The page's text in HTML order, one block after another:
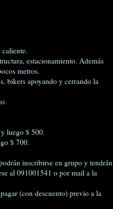
estacionamiento. Además
metros.
bikers apoyando y cerrando la
luego $ 500.
$ 700.
inscribirse en grupo y tendrán
al 091001541 o por mail a la
(con descuento) previo a la